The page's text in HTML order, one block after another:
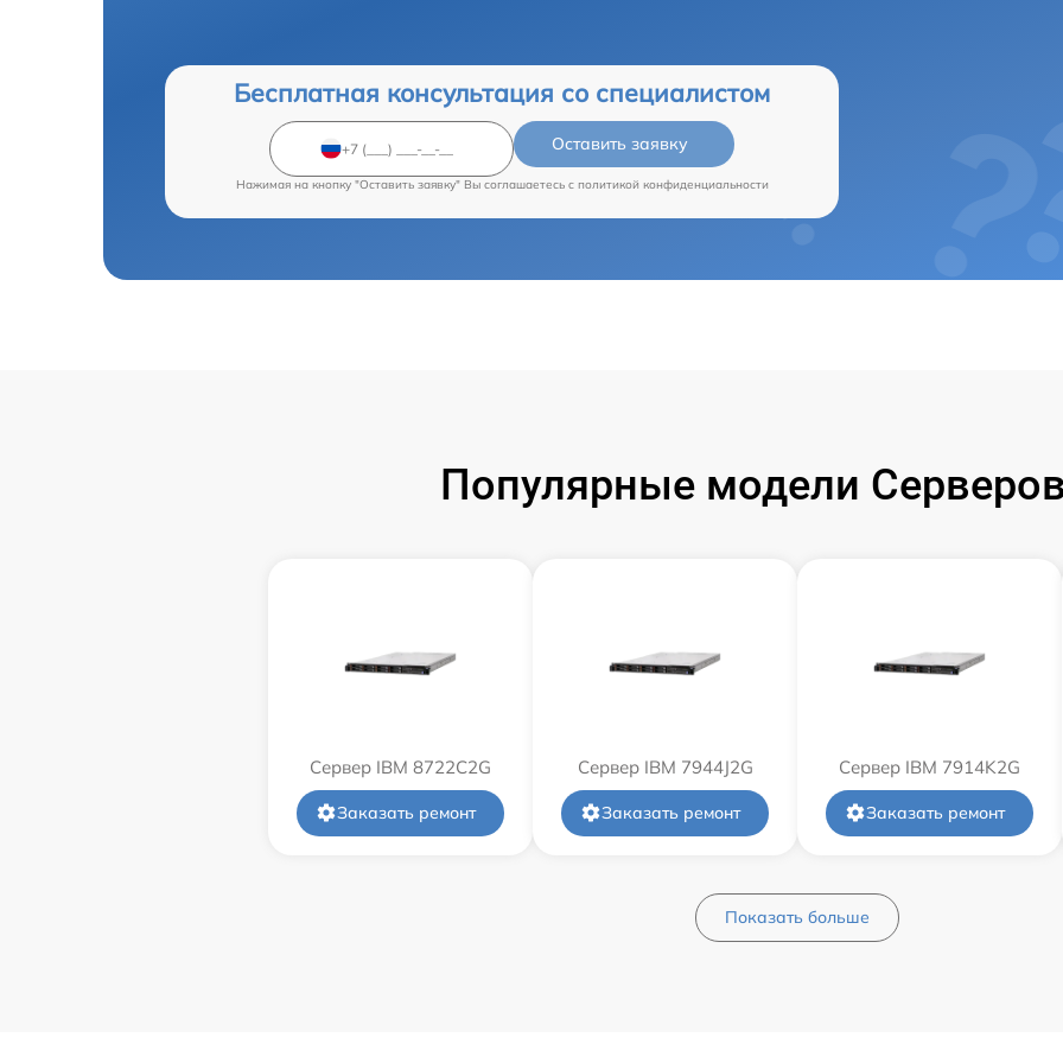
Бесплатная консультация со специалистом
Оставить заявку
Нажимая на кнопку "Оставить заявку" Вы соглашаетесь c политикой конфиденциальности
Популярные модели
Сервер IBM 8722C2G
Заказать ремонт
Сервер IBM 7944J2G
Заказать ремонт
Сервер IBM 7914K2G
Заказать ремонт
Показать больше